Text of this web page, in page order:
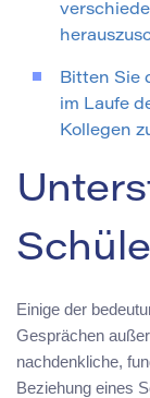
Bitten Sie
im Laufe
Kollegen
Einige der
Gesprächen
nachdenkliche,
Beziehung eines